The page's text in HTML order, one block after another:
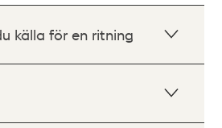
källa för en ritning